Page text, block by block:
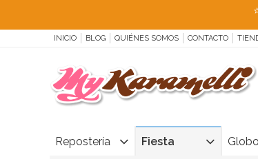
INICIO BLOG QUIÉNES SOMOS CONTACTO
Repostería Fiesta